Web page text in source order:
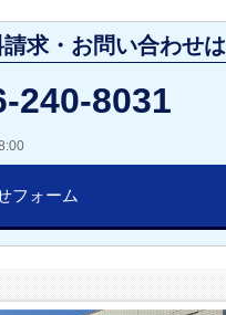
請求・お問い合わせは
240-8031
フォーム